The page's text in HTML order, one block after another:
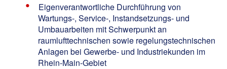
Eigenverantwortliche Durchführung von
Wartungs-, Service-, Instandsetzungs- und
Umbauarbeiten mit Schwerpunkt an
raumlufttechnischen sowie regelungstechnischen
Anlagen bei Gewerbe- und Industriekunden im
Rhein-Main-Gebiet